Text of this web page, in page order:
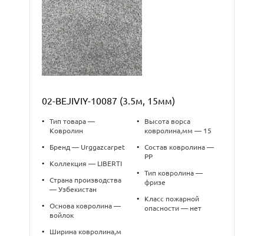
02-BEJIVIY-10087 (3.5м, 15мм)
•
Тип товара —
Ковролин
• Бренд — Urggazcarpet
• Коллекция — LIBERTI
•
Страна производства
— Узбекистан
•
Основа ковролина —
войлок
•
Ширина ковролина,м
•
Высота ворса
ковролина,мм — 15
•
Состав ковролина —
PP
•
Тип ковролина —
фризе
•
Класс пожарной
опасности — нет